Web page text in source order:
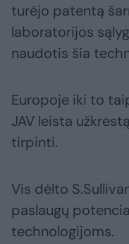
turėjo patentą
laboratorijos
naudotis šia
Europoje iki to
JAV leista
tirpinti.
Vis dėlto
paslaugų
technologijoms.